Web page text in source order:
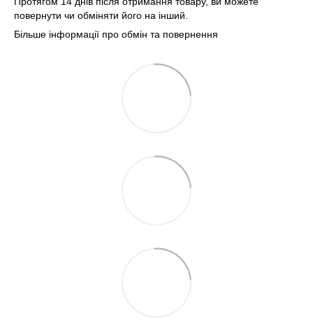
повернути чи обміняти його на інший.
Більше інформації про обмін та повернення